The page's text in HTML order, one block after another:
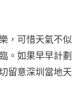
，可惜天氣不似
。如果早早計劃
留意深圳當地天